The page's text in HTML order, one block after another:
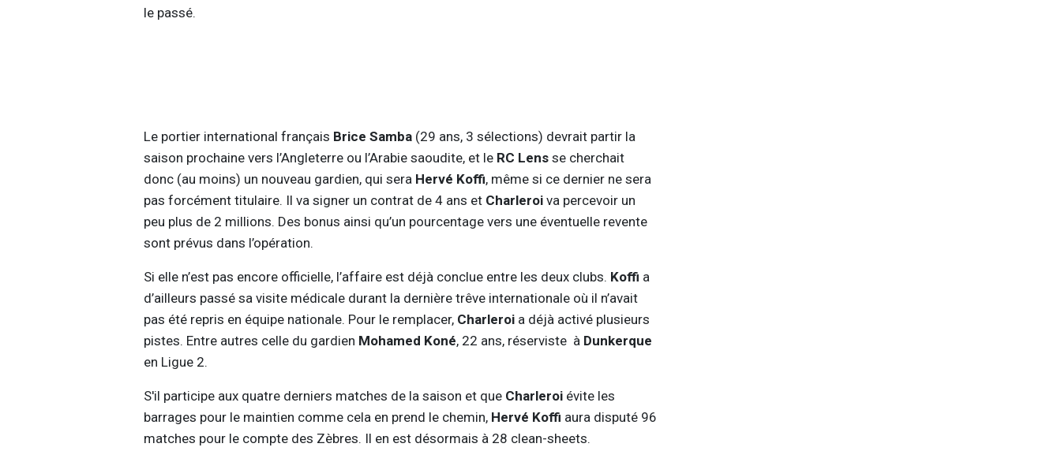
le passé.
Le portier international français Brice Samba(29 ans, 3 sélections) devrait partir la
saison prochaine vers l’Angleterre ou l’Arabie saoudite, et le RC Lensse cherchait
donc (au moins) un nouveau gardien, qui sera Hervé Koffi, même si ce dernier ne sera
pas forcément titulaire. Il va signer un contrat de 4 ans et Charleroi va percevoir un
peu plus de 2 millions. Des bonus ainsi qu’un pourcentage vers une éventuelle revente
sont prévus dans l’opération.
Si elle n’est pas encore officielle, l’affaire est déjà conclue entre les deux clubs. Koffi a
d’ailleurs passé sa visite médicale durant la dernière trêve internationale où il n’avait
pas été repris en équipe nationale. Pour le remplacer, Charleroi a déjà activé plusieurs
pistes. Entre autres celle du gardien Mohamed Koné, 22 ans, réserviste à Dunkerque
en Ligue 2.
S'il participe aux quatre derniers matches de la saison et que Charleroi évite les
barrages pour le maintien comme cela en prend le chemin, Hervé Koffi aura disputé 96
matches pour le compte des Zèbres. Il en est désormais à 28 clean-sheets.